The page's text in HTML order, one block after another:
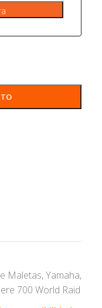
Maletas,Yamaha,
700 World Raid